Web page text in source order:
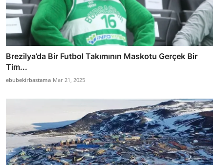
Brezilya’da Bir Futbol Takımının Maskotu Gerçek Bir
Tim...
ebubekirbastama Mar 21, 2025